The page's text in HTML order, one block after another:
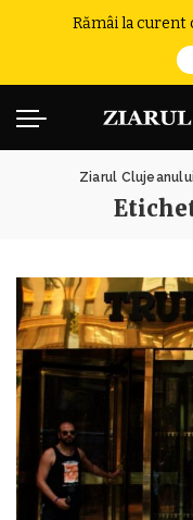
Rămâi la curent
Ziarul Clujeanului